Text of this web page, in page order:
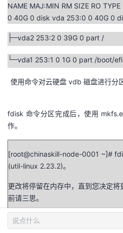
NAME MAJ:MIN RM SIZE RO
0 40G 0 disk vda 253:0 0 40G 0
├─vda2 253:2 0 39G 0 part /
└─vda1 253:1 0 1G 0 part /boot/efi
使用命令对云硬盘 vdb 磁盘进行分
fdisk 命令分区完成后，使用
作。
[root@chinaskill-node-0001 ~]#
(util-linux 2.23.2)。
更改将停留在内存中，直到您决定
前请三思。
Device does not contain a